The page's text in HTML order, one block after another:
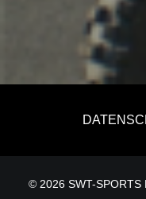
© 2026 SWT-SPORTS